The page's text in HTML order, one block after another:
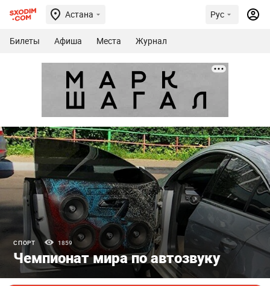
Астана Рус
Билеты Афиша Места Журнал
СПОРТ 1859
Чемпионат мира по автозвуку